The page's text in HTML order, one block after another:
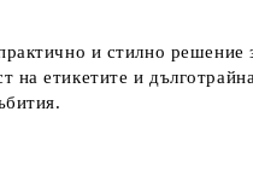
и стилно
етикетите и